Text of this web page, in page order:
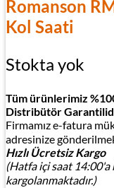
Romanson
Kol Saati
Stokta yok
Tüm ürünlerimiz
Distribütör
Firmamız e-fatura
adresinize
Hızlı Ücretsiz Kargo
(Hatfa içi saat 14:00'a
kargolanmaktadır.)